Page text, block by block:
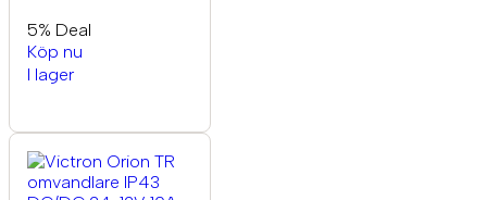
5% Deal
Köp nu
I lager